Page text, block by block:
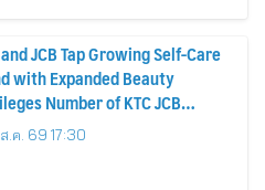
JCB Tap Growing Self-Care
with Expanded Beauty
Number of KTC JCB
Spending on
Rises 26%
.ค. 69 17:30